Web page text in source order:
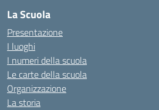
La Scuola
Presentazione
I luoghi
I numeri della scuola
Le carte della scuola
Organizzazione
La storia